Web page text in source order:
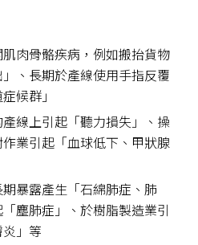
肉骨骼疾病，例如搬抬貨物
、長期於產線使用手指反覆
候群」
線上引起「聽力損失」、操
業引起「血球低下、甲狀腺
暴露產生「石綿肺症、肺
塵肺症」、於樹脂製造業引
」等